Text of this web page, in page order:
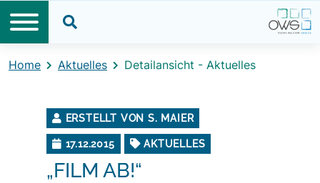
Home Aktuelles Detailansicht - Aktuelles
ERSTELLT VON S. MAIER
17.12.2015 AKTUELLES
„FILM AB!“